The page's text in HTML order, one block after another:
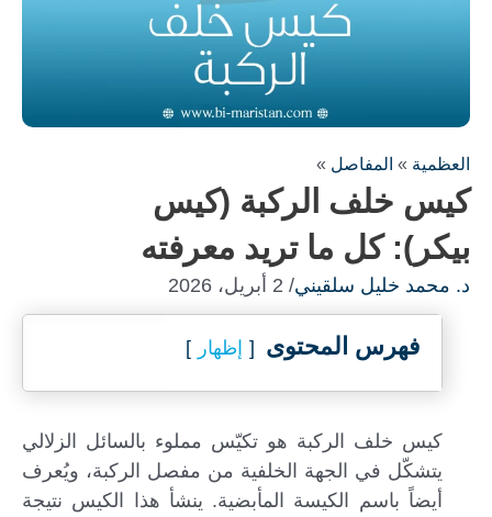
العظمية » المفاصل »
كيس خلف الركبة (كيس
بيكر): كل ما تريد معرفته
د. محمد خليل سلقيني/ 2 أبريل، 2026
فهرس المحتوى إظهار
كيس خلف الركبة هو تكيّس مملوء بالسائل الزلالي
يتشكّل في الجهة الخلفية من مفصل الركبة، ويُعرف
أيضاً باسم الكيسة المأبضية. ينشأ هذا الكيس نتيجة